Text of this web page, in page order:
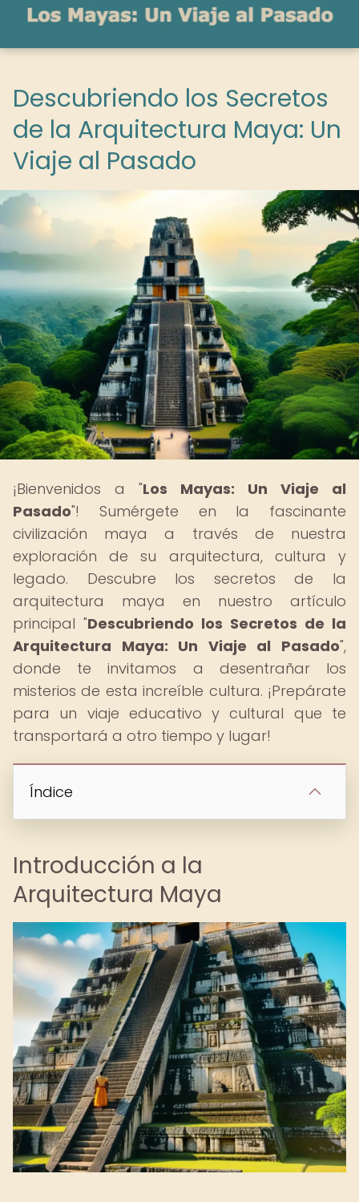
Descubriendo los Secretos
de la Arquitectura Maya: Un
Viaje al Pasado
¡Bienvenidos a "Los Mayas: Un Viaje al
Pasado"! Sumérgete en la fascinante
civilización maya a través de nuestra
exploración de su arquitectura, cultura y
legado. Descubre los secretos de la
arquitectura maya en nuestro artículo
principal "Descubriendo los Secretos de la
Arquitectura Maya: Un Viaje al Pasado",
donde te invitamos a desentrañar los
misterios de esta increíble cultura. ¡Prepárate
para un viaje educativo y cultural que te
transportará a otro tiempo y lugar!
Índice
Introducción a la
Arquitectura Maya